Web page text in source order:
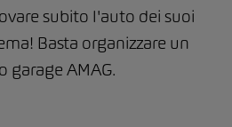
subito l'auto dei suoi
Basta organizzare un
garage AMAG.